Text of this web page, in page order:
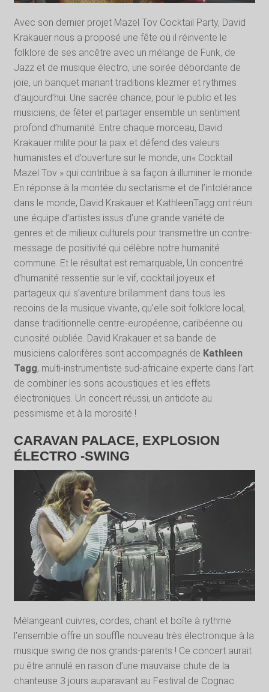
Avec son dernier projet Mazel Tov Cocktail Party, David
Krakauer nous a proposé une fête où il réinvente le
folklore de ses ancêtre avec un mélange de Funk, de
Jazz et de musique électro, une soirée débordante de
joie, un banquet mariant traditions klezmer et rythmes
d’aujourd’hui. Une sacrée chance, pour le public et les
musiciens, de fêter et partager ensemble un sentiment
profond d’humanité. Entre chaque morceau, David
Krakauer milite pour la paix et défend des valeurs
humanistes et d’ouverture sur le monde, un« Cocktail
Mazel Tov » qui contribue à sa façon à illuminer le monde.
En réponse à la montée du sectarisme et de l’intolérance
dans le monde, David Krakauer et KathleenTagg ont réuni
une équipe d’artistes issus d’une grande variété de
genres et de milieux culturels pour transmettre un contre-
message de positivité qui célèbre notre humanité
commune. Et le résultat est remarquable, Un concentré
d’humanité ressentie sur le vif, cocktail joyeux et
partageux qui s’aventure brillamment dans tous les
recoins de la musique vivante, qu’elle soit folklore local,
danse traditionnelle centre-européenne, caribéenne ou
curiosité oubliée. David Krakauer et sa bande de
musiciens calorifères sont accompagnés de Kathleen
Tagg, multi-instrumentiste sud-africaine experte dans l’art
de combiner les sons acoustiques et les effets
électroniques. Un concert réussi, un antidote au
pessimisme et à la morosité !
CARAVAN PALACE, EXPLOSION
ÉLECTRO -SWING
Mélangeant cuivres, cordes, chant et boîte à rythme
l’ensemble offre un souffle nouveau très électronique à la
musique swing de nos grands-parents ! Ce concert aurait
pu être annulé en raison d’une mauvaise chute de la
chanteuse 3 jours auparavant au Festival de Cognac.